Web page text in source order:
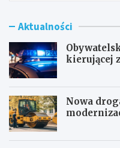
Aktualności
kierującej
Nowa